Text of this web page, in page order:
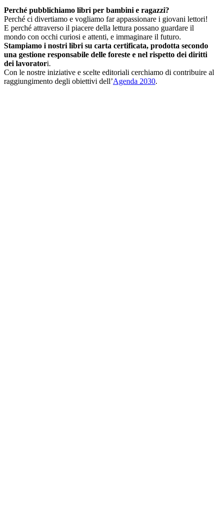
Perché pubblichiamo libri per bambini e ragazzi?
Perché ci divertiamo e vogliamo far appassionare i giovani lettori!
E perché attraverso il piacere della lettura possano guardare il
mondo con occhi curiosi e attenti, e immaginare il futuro.
Stampiamo i nostri libri su carta certificata, prodotta secondo
una gestione responsabile delle foreste e nel rispetto dei diritti
dei lavoratori.
Con le nostre iniziative e scelte editoriali cerchiamo di contribuire al
raggiungimento degli obiettivi dell’Agenda 2030.